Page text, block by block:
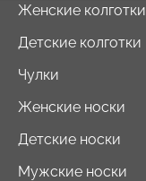
Женские колготки
Детские колготки
Чулки
Женские носки
Детские носки
Мужские носки